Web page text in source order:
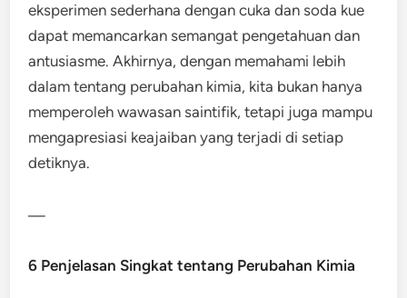
eksperimen sederhana dengan cuka dan soda kue
dapat memancarkan semangat pengetahuan dan
antusiasme. Akhirnya, dengan memahami lebih
dalam tentang perubahan kimia, kita bukan hanya
memperoleh wawasan saintifik, tetapi juga mampu
mengapresiasi keajaiban yang terjadi di setiap
detiknya.
—
6 Penjelasan Singkat tentang Perubahan Kimia